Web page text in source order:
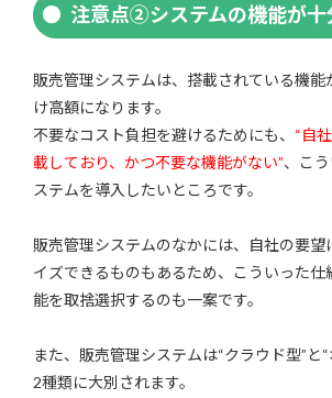
注意点②システムの機能が十
販売管理システムは、搭載されている機能
け高額になります。
不要なコスト負担を避けるためにも、 “自
載しており、かつ不要な機能がない”、こ
ステムを導入したいところです。
販売管理システムのなかには、自社の要望
イズできるものもあるため、こういった仕
能を取捨選択するのも一案です。
また、販売管理システムは“クラウド型”と
2種類に大別されます。